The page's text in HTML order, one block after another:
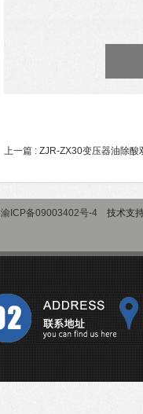
上一篇 : ZJR-ZX30变压器油除酸
渝ICP备09003402号-4 技术支